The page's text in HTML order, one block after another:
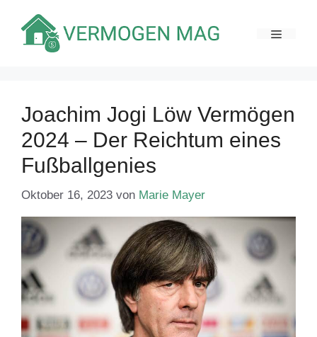
Inhalt
springen
Joachim Jogi Löw Vermögen
2024 – Der Reichtum eines
Fußballgenies
Oktober 16, 2023 von Marie Mayer